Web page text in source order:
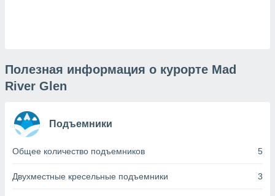
установки
мы и
Полезная информация о курорте Mad
River Glen
Подъемники
Общее количество подъемников 5
Двухместные кресельные подъемники 3